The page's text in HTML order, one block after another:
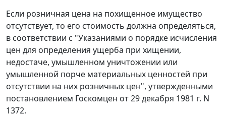
Если розничная цена на похищенное имущество
отсутствует, то его стоимость должна определяться,
в соответствии с "Указаниями о порядке исчисления
цен для определения ущерба при хищении,
недостаче, умышленном уничтожении или
умышленной порче материальных ценностей при
отсутствии на них розничных цен", утвержденными
постановлением Госкомцен от 29 декабря 1981 г. N
1372.